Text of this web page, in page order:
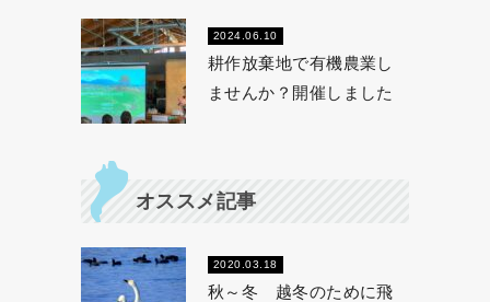
2024.06.10
耕作放棄地で有機農業し
ませんか？開催しました
オススメ記事
2020.03.18
秋～冬 越冬のために飛